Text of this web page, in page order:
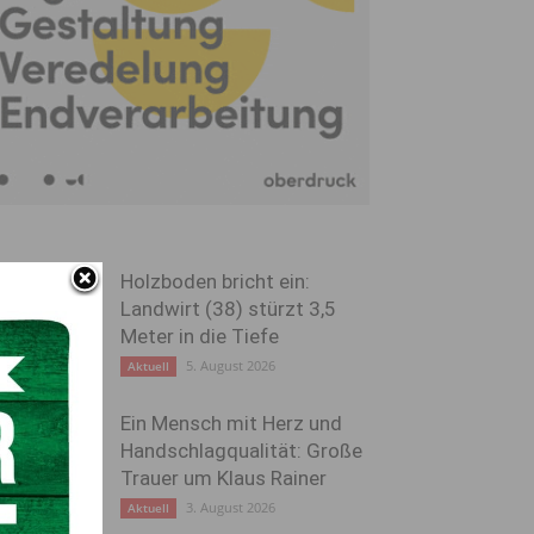
Holzboden bricht ein:
Landwirt (38) stürzt 3,5
Meter in die Tiefe
Aktuell 5. August 2026
Ein Mensch mit Herz und
Handschlagqualität: Große
Trauer um Klaus Rainer
Aktuell 3. August 2026